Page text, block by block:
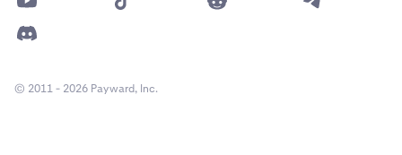
© 2011 - 2026 Payward, Inc.